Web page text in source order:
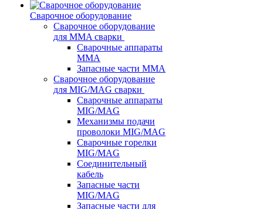
Сварочное оборудование
Сварочное оборудование
для MMA сварки
Сварочные аппараты
MMA
Запасные части MMA
Сварочное оборудование
для MIG/MAG сварки
Сварочные аппараты
MIG/MAG
Механизмы подачи
проволоки MIG/MAG
Сварочные горелки
MIG/MAG
Соединительный
кабель
Запасные части
MIG/MAG
Запасные части для